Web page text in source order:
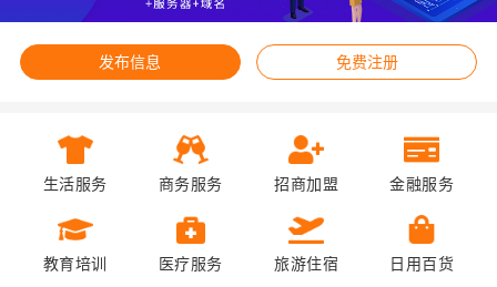
发布信息 免费注册
生活服务 商务服务 招商加盟 金融服务
教育培训 医疗服务 旅游住宿 日用百货